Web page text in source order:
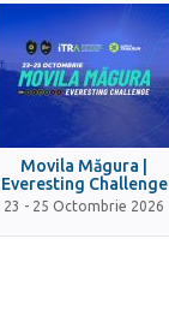
Movila Măgura |
Everesting Challenge
23 - 25 Octombrie 2026